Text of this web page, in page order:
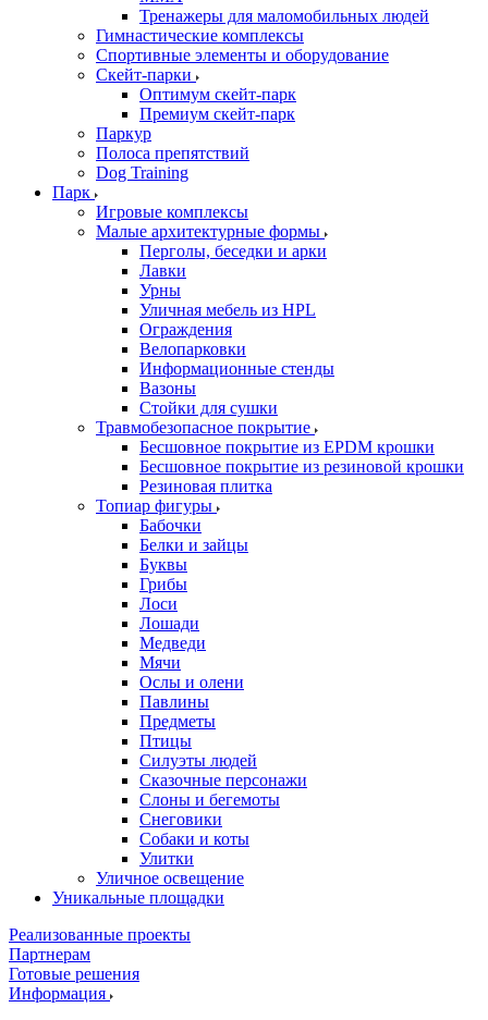
Тренажеры для маломобильных людей
Гимнастические комплексы
Спортивные элементы и оборудование
Скейт-парки
Оптимум скейт-парк
Премиум скейт-парк
Паркур
Полоса препятствий
Dog Training
Парк
Игровые комплексы
Малые архитектурные формы
Перголы, беседки и арки
Лавки
Урны
Уличная мебель из HPL
Ограждения
Велопарковки
Информационные стенды
Вазоны
Стойки для сушки
Травмобезопасное покрытие
Бесшовное покрытие из EPDM крошки
Бесшовное покрытие из резиновой крошки
Резиновая плитка
Топиар фигуры
Бабочки
Белки и зайцы
Буквы
Грибы
Лоси
Лошади
Медведи
Мячи
Ослы и олени
Павлины
Предметы
Птицы
Силуэты людей
Сказочные персонажи
Слоны и бегемоты
Снеговики
Собаки и коты
Улитки
Уличное освещение
Уникальные площадки
Реализованные проекты
Партнерам
Готовые решения
Информация